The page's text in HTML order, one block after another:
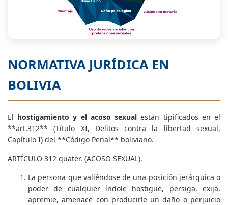
NORMATIVA JURÍDICA EN
BOLIVIA
El hostigamiento y el acoso sexual están tipificados en el
**art.312** (Título XI, Delitos contra la libertad sexual,
Capítulo I) del **Código Penal** boliviano.
ARTÍCULO 312 quater. (ACOSO SEXUAL).
La persona que valiéndose de una posición jerárquica o
poder de cualquier índole hostigue, persiga, exija,
apremie, amenace con producirle un daño o perjuicio